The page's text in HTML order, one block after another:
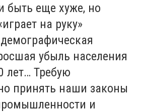
быть еще хуже, но
на руку»
убыль населения
лет… Требую
принять наши законы
и